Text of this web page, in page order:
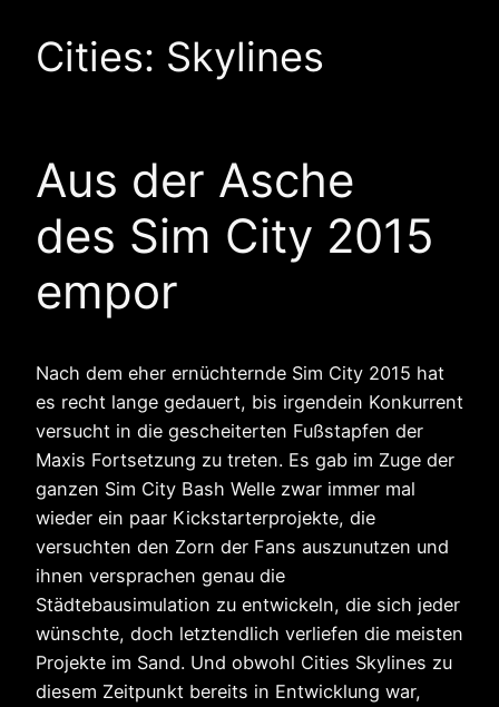
Cities: Skylines
Aus der Asche
des Sim City 2015
empor
Nach dem eher ernüchternde Sim City 2015 hat
es recht lange gedauert, bis irgendein Konkurrent
versucht in die gescheiterten Fußstapfen der
Maxis Fortsetzung zu treten. Es gab im Zuge der
ganzen Sim City Bash Welle zwar immer mal
wieder ein paar Kickstarterprojekte, die
versuchten den Zorn der Fans auszunutzen und
ihnen versprachen genau die
Städtebausimulation zu entwickeln, die sich jeder
wünschte, doch letztendlich verliefen die meisten
Projekte im Sand. Und obwohl Cities Skylines zu
diesem Zeitpunkt bereits in Entwicklung war,